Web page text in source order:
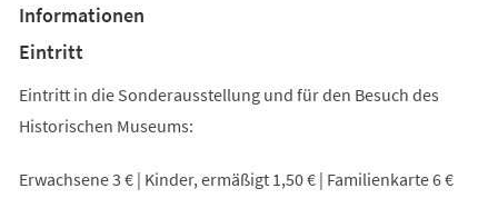
Informationen
Eintritt
Eintritt in die Sonderausstellung und für den Besuch des
Historischen Museums:
Erwachsene 3 € | Kinder, ermäßigt 1,50 € | Familienkarte 6 €